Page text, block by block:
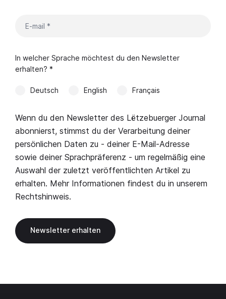
In welcher Sprache möchtest du den Newsletter
erhalten? *
Deutsch English Français
Wenn du den Newsletter des Lëtzebuerger Journal
abonnierst, stimmst du der Verarbeitung deiner
persönlichen Daten zu - deiner E-Mail-Adresse
sowie deiner Sprachpräferenz - um regelmäßig eine
Auswahl der zuletzt veröffentlichten Artikel zu
erhalten. Mehr Informationen findest du in unserem
Rechtshinweis.